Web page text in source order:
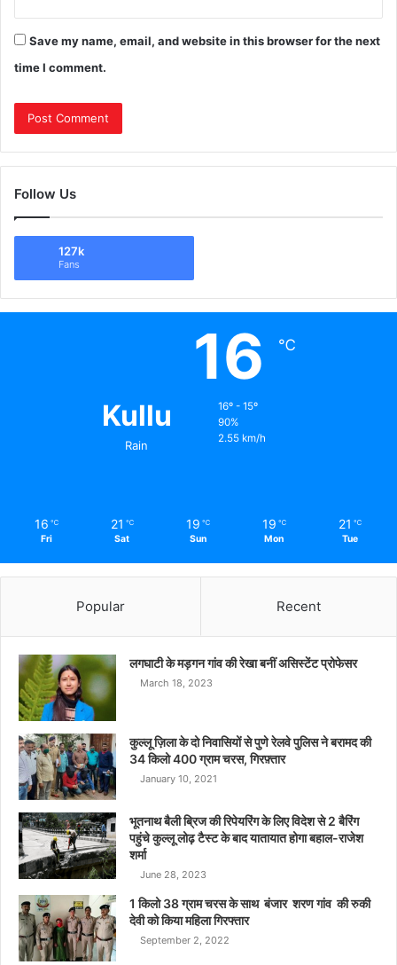
Save my name, email, and website in this browser for the next
time I comment.
Follow Us
127k
Fans
Kullu
Rain
16 ℃
16º - 15º
90%
2.55 km/h
16 ℃
Fri
21 ℃
Sat
19 ℃
Sun
19 ℃
Mon
21 ℃
Tue
Popular Recent
लगघाटी के मड़गन गांव की रेखा बनीं असिस्टेंट प्रोफेसर
March 18, 2023
कुल्लू ज़िला के दो निवासियों से पुणे रेलवे पुलिस ने बरामद की
34 किलो 400 ग्राम चरस, गिरफ़्तार
January 10, 2021
भूतनाथ बैली ब्रिज की रिपेयरिंग के लिए विदेश से 2 बैरिंग
पहुंचे कुल्लू लोढ़ टैस्ट के बाद यातायात होगा बहाल-राजेश
शर्मा
June 28, 2023
1 किलो 38 ग्राम चरस के साथ बंजार शरण गांव की रुकी
देवी को किया महिला गिरफ्तार
September 2, 2022